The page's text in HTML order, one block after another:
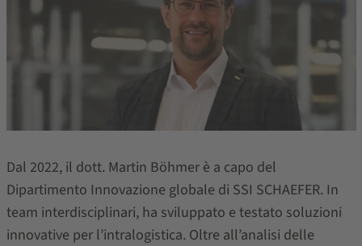
Dal 2022, il dott. Martin Böhmer è a capo del
Dipartimento Innovazione globale di SSI SCHAEFER. In
team interdisciplinari, ha sviluppato e testato soluzioni
innovative per l’intralogistica. Oltre all’analisi delle